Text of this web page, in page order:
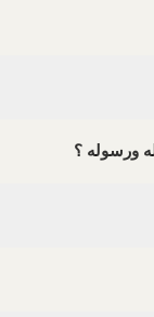
ورسوله ؟